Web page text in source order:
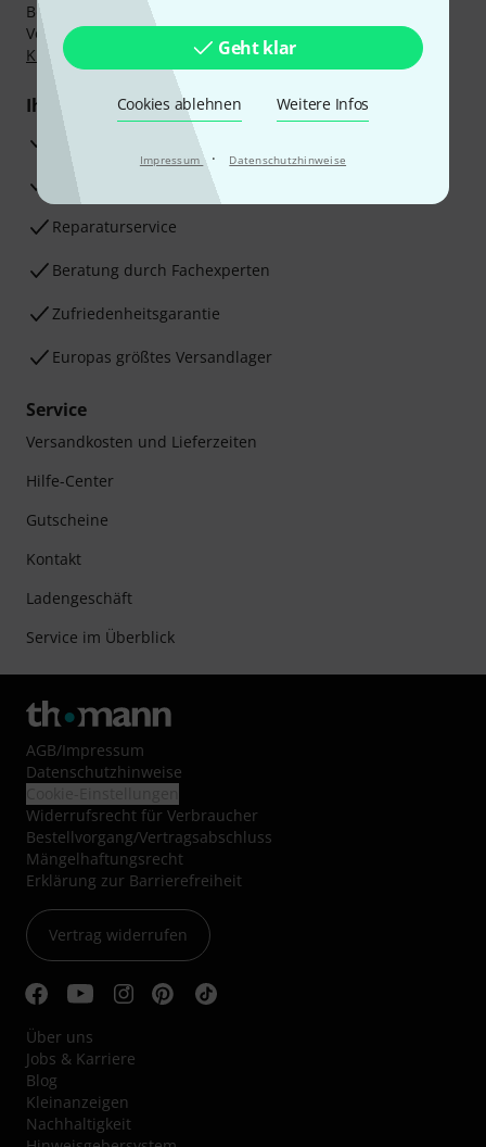
Geht klar
Cookies ablehnen Weitere Infos
Impressum · Datenschutzhinweise
Bezahlen Sie vertraulich und sicher per Nachnahme,
Vorkasse, PayPal, Amazon Pay,Klarna Sofort bezahlen,
Klarna Ratenzahlung
oder Kreditkarte.
Ihre Vorteile
3 Jahre Thomann Garantie
30 Tage Money-Back-Garantie
Reparaturservice
Beratung durch Fachexperten
Zufriedenheitsgarantie
Europas größtes Versandlager
Service
Versandkosten und Lieferzeiten
Hilfe-Center
Gutscheine
Kontakt
Ladengeschäft
Service im Überblick
AGB/Impressum
Datenschutzhinweise
Widerrufsrecht für Verbraucher
Bestellvorgang/Vertragsabschluss
Mängelhaftungsrecht
Erklärung zur Barrierefreiheit
Vertrag widerrufen
Über uns
Jobs & Karriere
Blog
Kleinanzeigen
Nachhaltigkeit